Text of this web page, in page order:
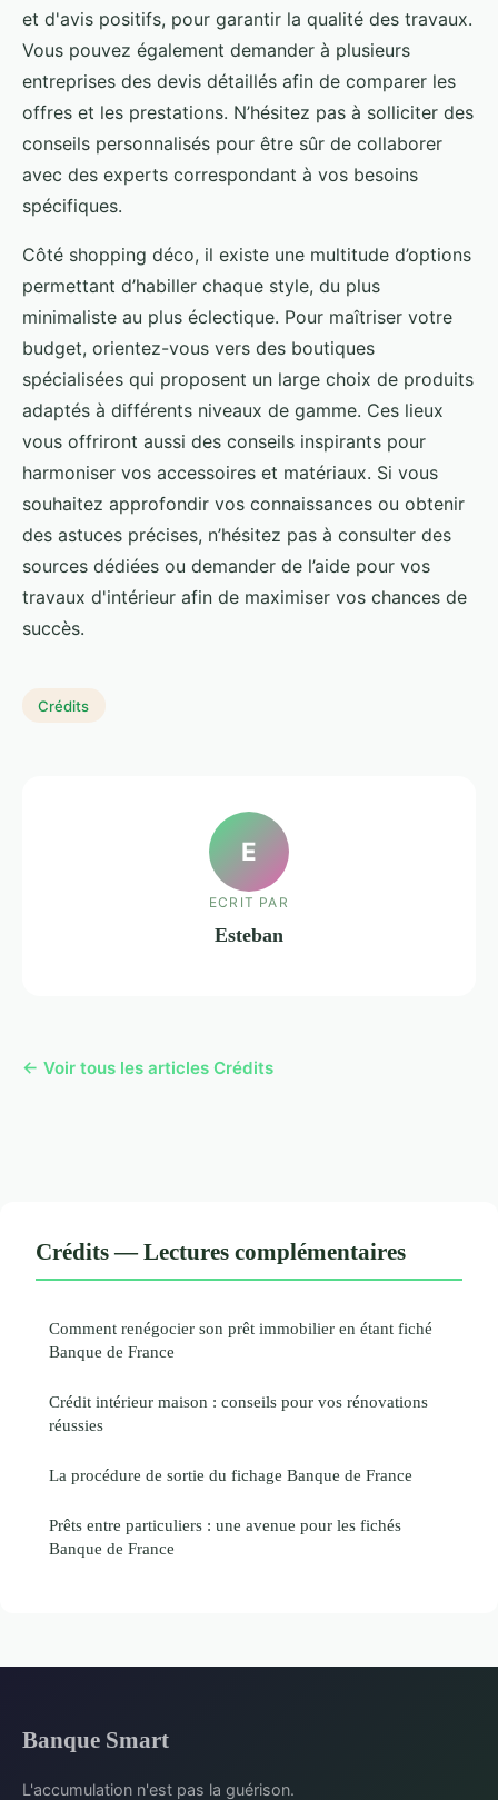
et d'avis positifs, pour garantir la qualité des travaux.
Vous pouvez également demander à plusieurs
entreprises des devis détaillés afin de comparer les
offres et les prestations. N’hésitez pas à solliciter des
conseils personnalisés pour être sûr de collaborer
avec des experts correspondant à vos besoins
spécifiques.
Côté shopping déco, il existe une multitude d’options
permettant d’habiller chaque style, du plus
minimaliste au plus éclectique. Pour maîtriser votre
budget, orientez-vous vers des boutiques
spécialisées qui proposent un large choix de produits
adaptés à différents niveaux de gamme. Ces lieux
vous offriront aussi des conseils inspirants pour
harmoniser vos accessoires et matériaux. Si vous
souhaitez approfondir vos connaissances ou obtenir
des astuces précises, n’hésitez pas à consulter des
sources dédiées ou demander de l’aide pour vos
travaux d'intérieur afin de maximiser vos chances de
succès.
Crédits
E
ECRIT PAR
Esteban
← Voir tous les articles Crédits
Crédits — Lectures complémentaires
Comment renégocier son prêt immobilier en étant fiché
Banque de France
Crédit intérieur maison : conseils pour vos rénovations
réussies
La procédure de sortie du fichage Banque de France
Prêts entre particuliers : une avenue pour les fichés
Banque de France
Banque Smart
L'accumulation n'est pas la guérison.